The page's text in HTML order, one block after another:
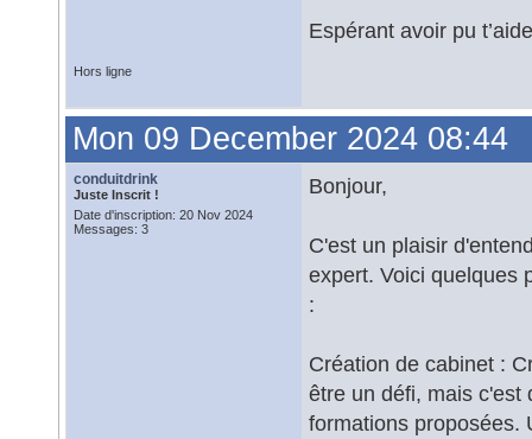
Espérant avoir pu
Hors ligne
Mon 09 December 2024 08:44
conduitdrink
Juste Inscrit !
Date d'inscription: 20 Nov 2024
Messages: 3
Bonjour,
C'est un plaisir
expert. Voici quelques
:
Création de cabinet :
être un défi, mais c'est
formations proposées.